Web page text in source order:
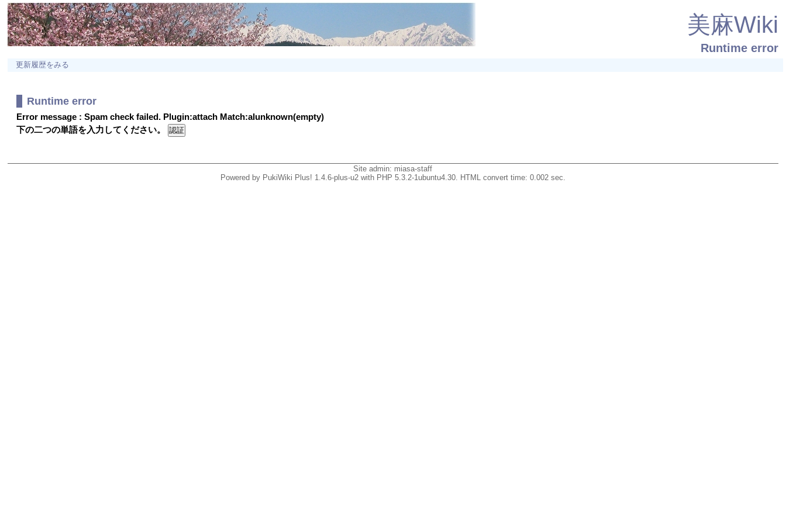
美麻Wiki
Runtime error
更新履歴をみる
Runtime error
Error message : Spam check failed. Plugin:attach Match:alunknown(empty)
下の二つの単語を入力してください。
Site admin: miasa-staff
Powered by PukiWiki Plus! 1.4.6-plus-u2 with PHP 5.3.2-1ubuntu4.30. HTML convert time: 0.002 sec.